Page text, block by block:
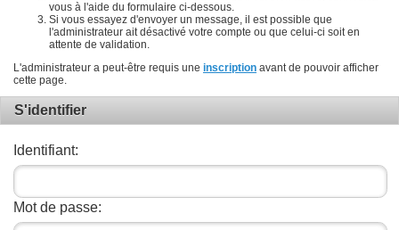
vous à l'aide du formulaire ci-dessous.
Si vous essayez d'envoyer un message, il est possible que
l'administrateur ait désactivé votre compte ou que celui-ci soit en
attente de validation.
L'administrateur a peut-être requis une inscription avant de pouvoir afficher
cette page.
S'identifier
Identifiant:
Mot de passe: